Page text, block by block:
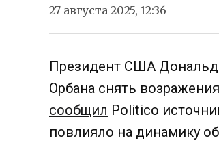
27 августа 2025, 12:36
Президент США Дональд
Орбана снять
сообщил Politico
повлияло на динамику